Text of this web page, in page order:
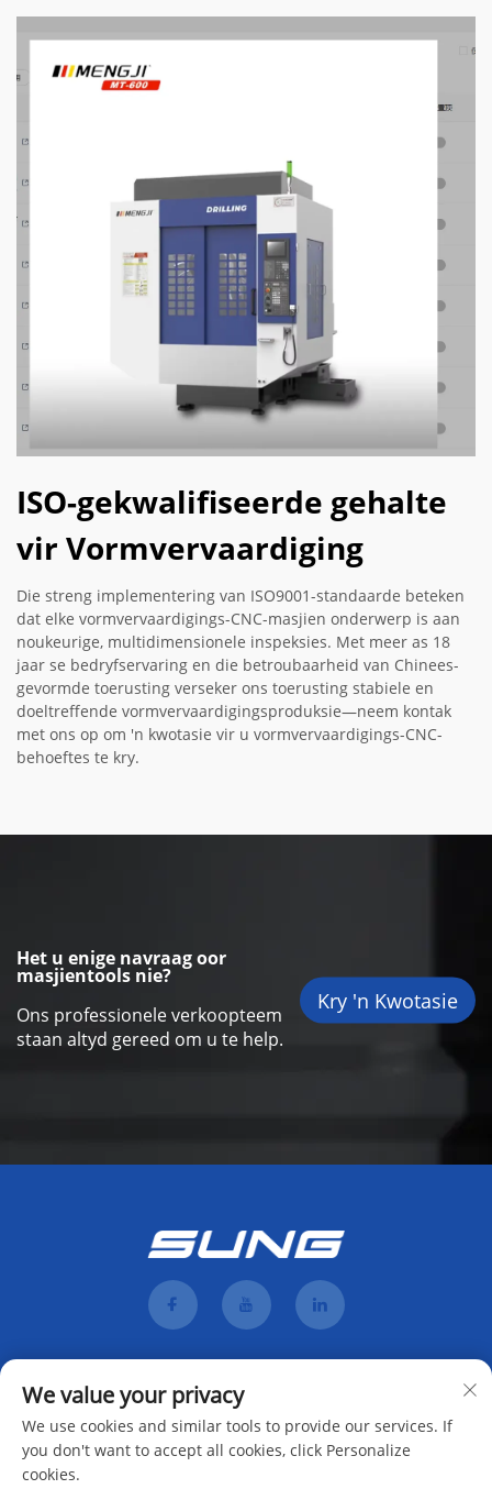
ISO-gekwalifiseerde gehalte
vir Vormvervaardiging
Die streng implementering van ISO9001-standaarde beteken
dat elke vormvervaardigings-CNC-masjien onderwerp is aan
noukeurige, multidimensionele inspeksies. Met meer as 18
jaar se bedryfservaring en die betroubaarheid van Chinees-
gevormde toerusting verseker ons toerusting stabiele en
doeltreffende vormvervaardigingsproduksie—neem kontak
met ons op om 'n kwotasie vir u vormvervaardigings-CNC-
behoeftes te kry.
Het u enige navraag oor
masjientools nie?
Ons professionele verkoopteem
staan altyd gereed om u te help.
Kry 'n Kwotasie
We value your privacy
We use cookies and similar tools to provide our services. If
you don't want to accept all cookies, click Personalize
cookies.